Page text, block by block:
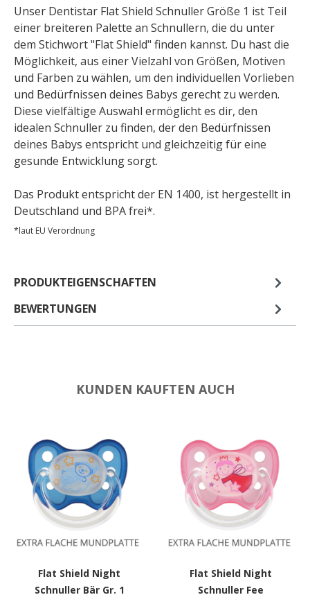
Unser Dentistar Flat Shield Schnuller Größe 1 ist Teil
einer breiteren Palette an Schnullern, die du unter
dem Stichwort "Flat Shield" finden kannst. Du hast die
Möglichkeit, aus einer Vielzahl von Größen, Motiven
und Farben zu wählen, um den individuellen Vorlieben
und Bedürfnissen deines Babys gerecht zu werden.
Diese vielfältige Auswahl ermöglicht es dir, den
idealen Schnuller zu finden, der den Bedürfnissen
deines Babys entspricht und gleichzeitig für eine
gesunde Entwicklung sorgt.
Das Produkt entspricht der EN 1400, ist hergestellt in
Deutschland und BPA frei*.
*laut EU Verordnung
PRODUKTEIGENSCHAFTEN
BEWERTUNGEN
KUNDEN KAUFTEN AUCH
Flat Shield Night
Schnuller Bär Gr. 1
Flat Shield Night
Schnuller Fee